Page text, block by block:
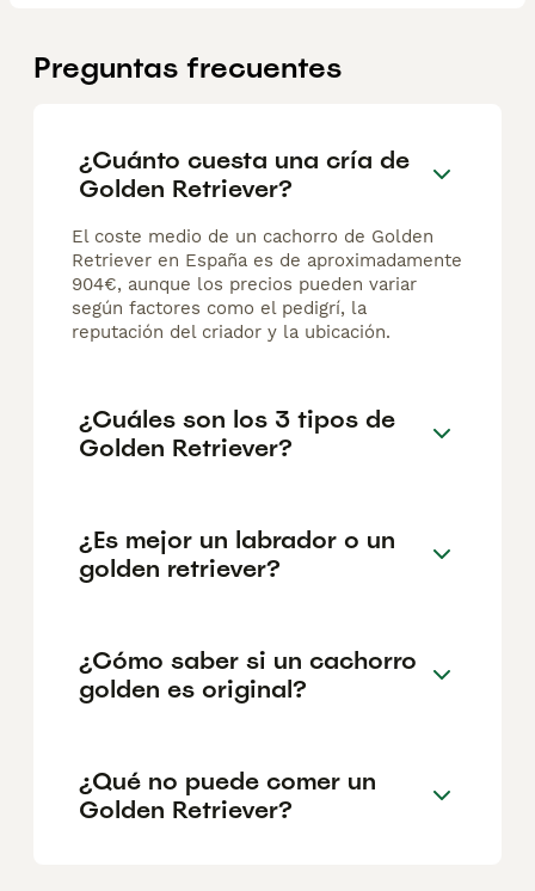
Preguntas frecuentes
¿Cuánto cuesta una cría de
Golden Retriever?
El coste medio de un cachorro de Golden
Retriever en España es de aproximadamente
904€, aunque los precios pueden variar
según factores como el pedigrí, la
reputación del criador y la ubicación.
¿Cuáles son los 3 tipos de
Golden Retriever?
¿Es mejor un labrador o un
golden retriever?
¿Cómo saber si un cachorro
golden es original?
¿Qué no puede comer un
Golden Retriever?